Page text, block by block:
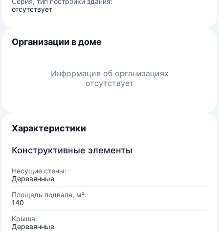
отсутствует
Организации в доме
Информация об организациях
отсутствует
Характеристики
Конструктивные элементы
Несущие стены:
Деревянные
Площадь подвала, м²:
140
Крыша:
Деревянные